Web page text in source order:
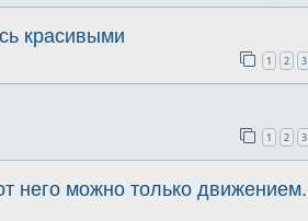
красивыми
1 2 3
1 2 3
него можно только движением.